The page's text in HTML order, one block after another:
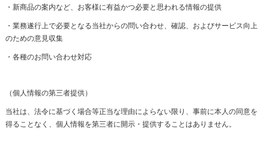
・新商品の案内など、お客様に有益かつ必要と思われる情報の提供
・業務遂行上で必要となる当社からの問い合わせ、確認、およびサービス向上
のための意見収集
・各種のお問い合わせ対応
（個人情報の第三者提供）
当社は、法令に基づく場合等正当な理由によらない限り、事前に本人の同意を
得ることなく、個人情報を第三者に開示・提供することはありません。